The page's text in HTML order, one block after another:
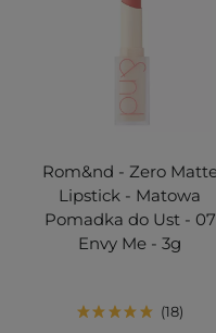
Rom&nd - Zero
Lipstick - Matowa
Pomadka do Ust - 07
Envy Me - 3g
18